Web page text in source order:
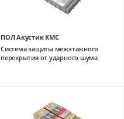
ПОЛ Акустик КМС
Система защиты межэтажного
перекрытия от ударного шума